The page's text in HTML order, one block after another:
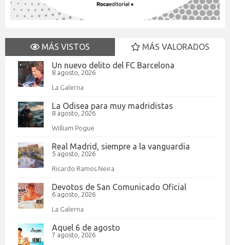
MÁS VISTOS
MÁS VALORADOS
Un nuevo delito del FC Barcelona
8 agosto, 2026
La Galerna
La Odisea para muy madridistas
8 agosto, 2026
William Pogue
Real Madrid, siempre a la vanguardia
5 agosto, 2026
Ricardo Ramos Neira
Devotos de San Comunicado Oficial
6 agosto, 2026
La Galerna
Aquel 6 de agosto
7 agosto, 2026